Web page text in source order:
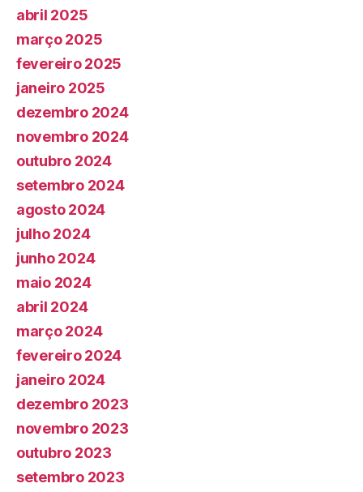
abril 2025
março 2025
fevereiro 2025
janeiro 2025
dezembro 2024
novembro 2024
outubro 2024
setembro 2024
agosto 2024
julho 2024
junho 2024
maio 2024
abril 2024
março 2024
fevereiro 2024
janeiro 2024
dezembro 2023
novembro 2023
outubro 2023
setembro 2023